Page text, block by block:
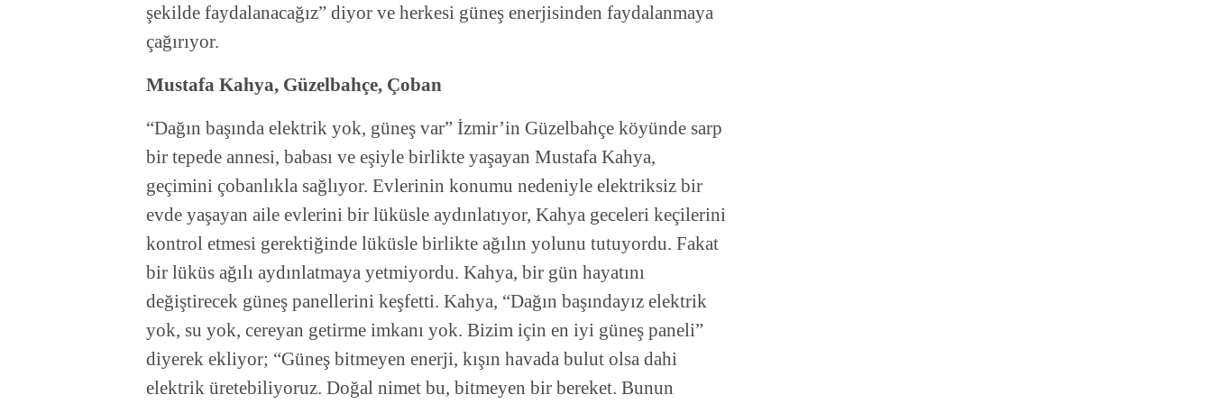
şekilde faydalanacağız” diyor ve herkesi güneş enerjisinden faydalanmaya
çağırıyor.
Mustafa Kahya, Güzelbahçe, Çoban
“Dağın başında elektrik yok, güneş var” İzmir’in Güzelbahçe köyünde sarp
bir tepede annesi, babası ve eşiyle birlikte yaşayan Mustafa Kahya,
geçimini çobanlıkla sağlıyor. Evlerinin konumu nedeniyle elektriksiz bir
evde yaşayan aile evlerini bir lüküsle aydınlatıyor, Kahya geceleri keçilerini
kontrol etmesi gerektiğinde lüküsle birlikte ağılın yolunu tutuyordu. Fakat
bir lüküs ağılı aydınlatmaya yetmiyordu. Kahya, bir gün hayatını
değiştirecek güneş panellerini keşfetti. Kahya, “Dağın başındayız elektrik
yok, su yok, cereyan getirme imkanı yok. Bizim için en iyi güneş paneli”
diyerek ekliyor; “Güneş bitmeyen enerji, kışın havada bulut olsa dahi
elektrik üretebiliyoruz. Doğal nimet bu, bitmeyen bir bereket. Bunun